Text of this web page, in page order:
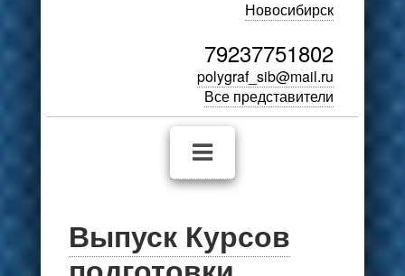
Новосибирск
79237751802
polygraf_sib@mail.ru
Все представители
Выпуск Курсов